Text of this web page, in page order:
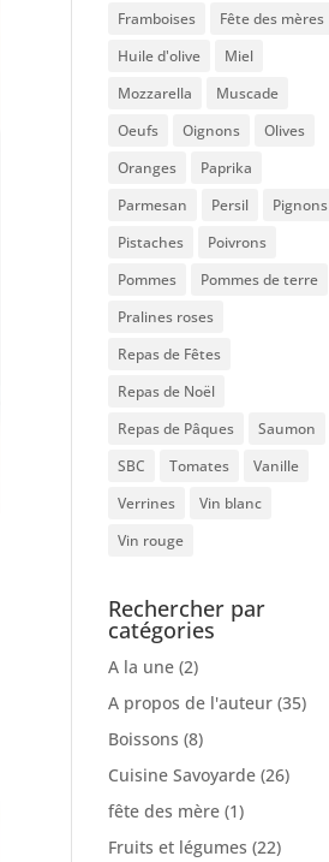
Framboises
Fête des mères
Huile d'olive
Miel
Mozzarella
Muscade
Oeufs
Oignons
Olives
Oranges
Paprika
Parmesan
Persil
Pignons
Pistaches
Poivrons
Pommes
Pommes de terre
Pralines roses
Repas de Fêtes
Repas de Noël
Repas de Pâques
Saumon
SBC
Tomates
Vanille
Verrines
Vin blanc
Vin rouge
Rechercher par
catégories
A la une(2)
A propos de l'auteur(35)
Boissons (8)
Cuisine Savoyarde(26)
fête des mère(1)
Fruits et légumes (22)